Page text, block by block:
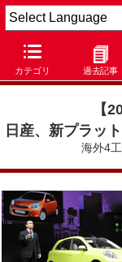
カテゴリ 過去記事
Car Watch イベント
【
日産、新プラッ
海外4